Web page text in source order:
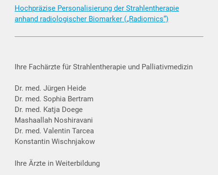
Hochpräzise Personalisierung der Strahlentherapie
anhand radiologischer Biomarker („Radiomics“)
Ihre Fachärzte für Strahlentherapie und Palliativmedizin
Dr. med. Jürgen Heide
Dr. med. Sophia Bertram
Dr. med. Katja Doege
Mashaallah Noshiravani
Dr. med. Valentin Tarcea
Konstantin Wischnjakow
Ihre Ärzte in Weiterbildung